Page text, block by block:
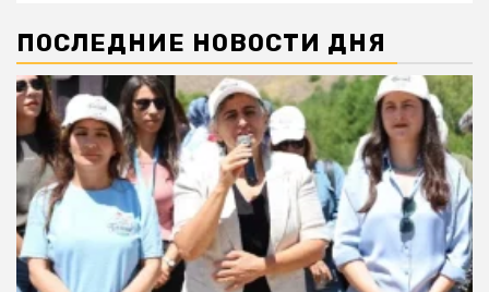
ПОСЛЕДНИЕ НОВОСТИ ДНЯ